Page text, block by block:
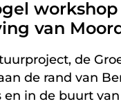
van
de
de rand van
en in de buurt